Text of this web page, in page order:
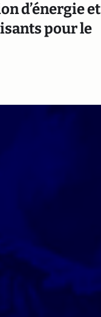
d’énergie et
pour le